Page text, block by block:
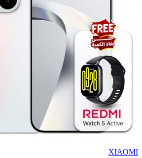
XIAOMI